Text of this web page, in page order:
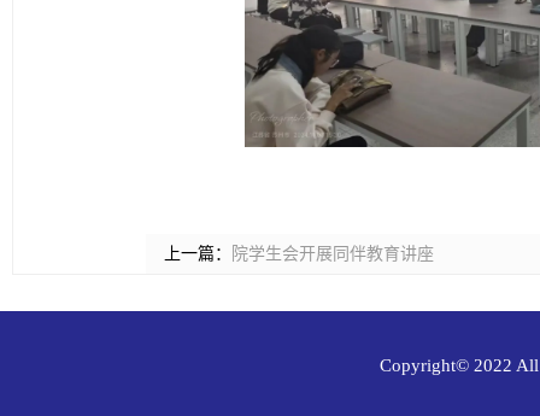
上一篇： 院学生会开展同伴教育讲座
Copyright© 2022